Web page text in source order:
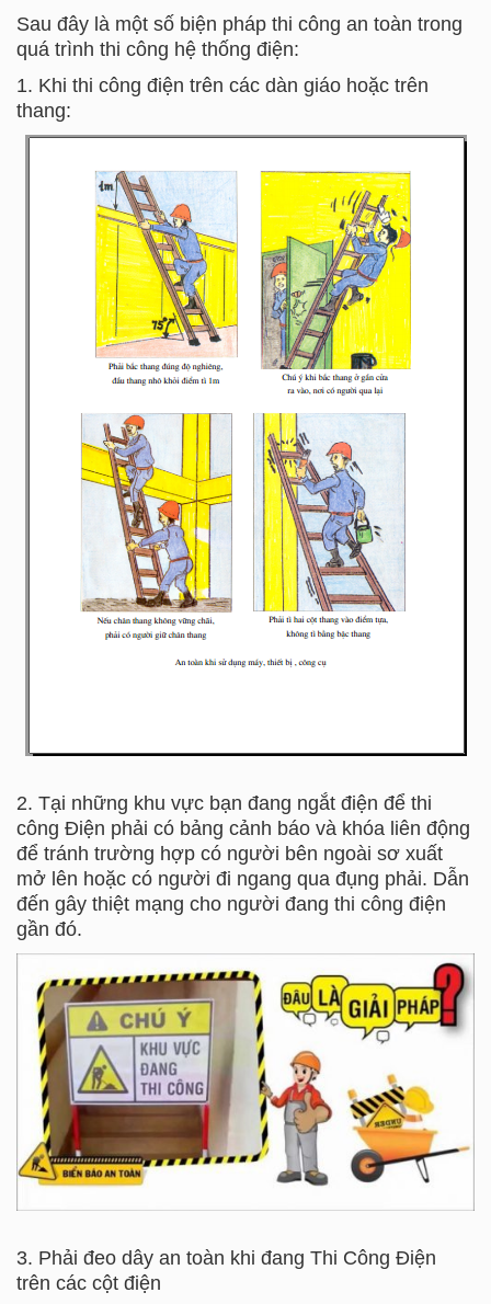
Sau đây là một số biện pháp thi công an toàn trong
quá trình thi công hệ thống điện:
1. Khi thi công điện trên các dàn giáo hoặc trên
thang:
2. Tại những khu vực bạn đang ngắt điện để thi
công Điện phải có bảng cảnh báo và khóa liên động
để tránh trường hợp có người bên ngoài sơ xuất
mở lên hoặc có người đi ngang qua đụng phải. Dẫn
đến gây thiệt mạng cho người đang thi công điện
gần đó.
3. Phải đeo dây an toàn khi đang Thi Công Điện
trên các cột điện